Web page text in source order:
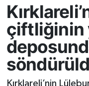
çiftliğinin
Kırklareli’nin
Gündem
Kültür-Sanat
Resmi İlan